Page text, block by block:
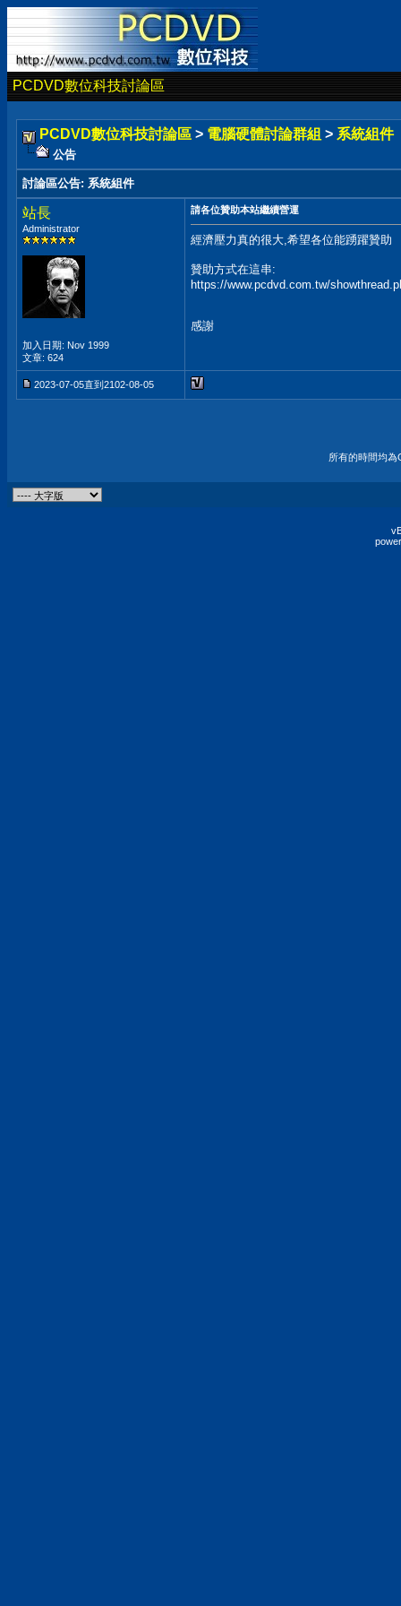
PCDVD數位科技討論區
PCDVD數位科技討論區 > 電腦硬體討論群組 > 系統組件
公告
討論區公告: 系統組件
站長
Administrator
加入日期: Nov 1999
文章: 624
請各位贊助本站繼續營運
經濟壓力真的很大,希望各位能踴躍贊助
贊助方式在這串:
https://www.pcdvd.com.tw/
感謝
2023-07-05直到2102-08-05
所有的時間均為